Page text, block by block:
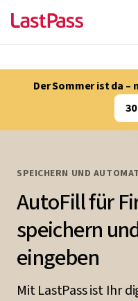
Der Sommer ist da –
SPEICHERN UND
AutoFill für
speichern
eingeben
Mit LastPass ist Ihr